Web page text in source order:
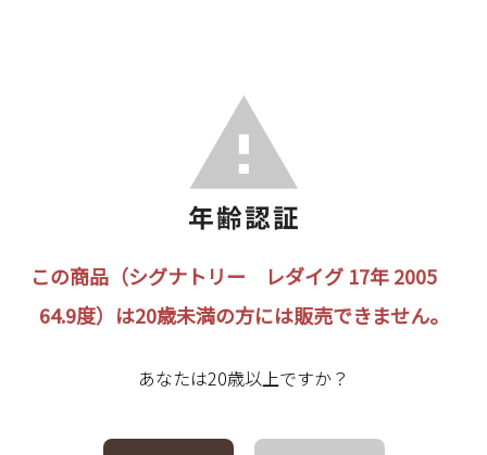
この商品（シグナトリー レダイグ 17年 2005
64.9度）は20歳未満の方には販売できません。
あなたは20歳以上ですか？